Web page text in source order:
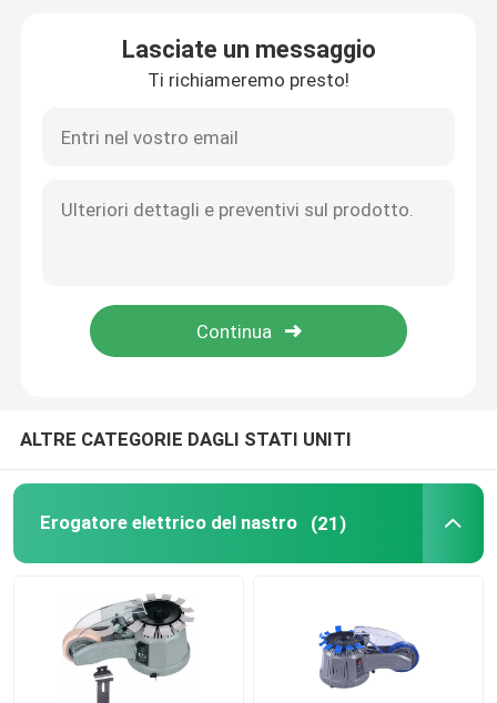
Erogatore elettrico dell'etichetta
Macchina dell'alimentatore di vite
concentratore dell'ossigeno 5l
Locale essiccatoio dell'animale domestico
Cat Smart Toilet
Micro macchina della bolla per i cani
Lasciate un messaggio
Ti richiameremo presto!
ALTRE CATEGORIE DAGLI STATI UNITI
Erogatore elettrico del nastro (21)